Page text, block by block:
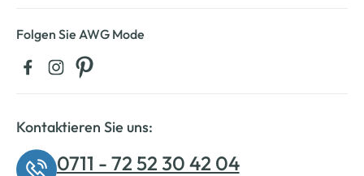
Folgen Sie AWG Mode
Kontaktieren Sie uns:
0711 - 72 52 30 42 04